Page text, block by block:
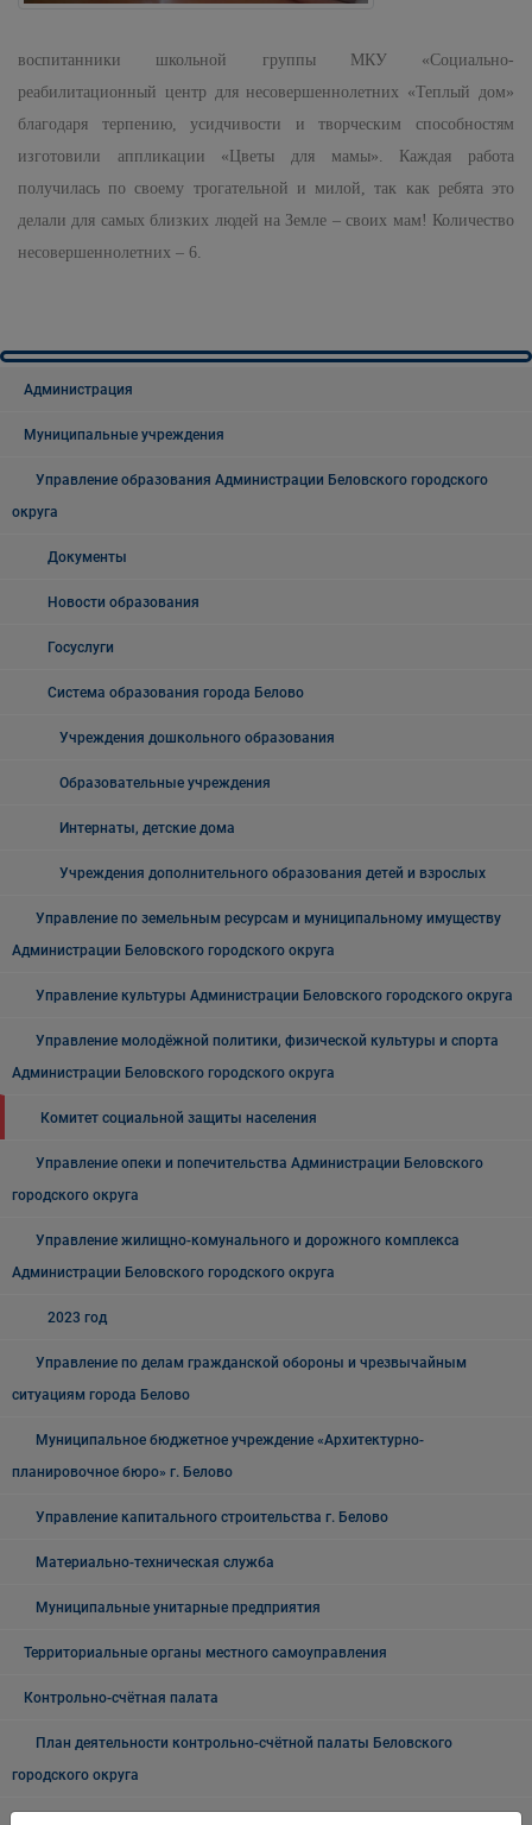
воспитанники школьной группы МКУ «Социально-
реабилитационный центр для несовершеннолетних «Теплый дом»
благодаря терпению, усидчивости и творческим способностям
изготовили аппликации «Цветы для мамы». Каждая работа
получилась по своему трогательной и милой, так как ребята это
делали для самых близких людей на Земле – своих мам! Количество
несовершеннолетних – 6.
Администрация
Муниципальные учреждения
Управление образования Администрации Беловского городского
округа
Документы
Новости образования
Госуслуги
Система образования города Белово
Учреждения дошкольного образования
Образовательные учреждения
Интернаты, детские дома
Учреждения дополнительного образования детей и взрослых
Управление по земельным ресурсам и муниципальному имуществу
Администрации Беловского городского округа
Управление культуры Администрации Беловского городского округа
Управление молодёжной политики, физической культуры и спорта
Администрации Беловского городского округа
Комитет социальной защиты населения
Управление опеки и попечительства Администрации Беловского
городского округа
Управление жилищно-комунального и дорожного комплекса
Администрации Беловского городского округа
2023 год
Управление по делам гражданской обороны и чрезвычайным
ситуациям города Белово
Муниципальное бюджетное учреждение «Архитектурно-
планировочное бюро» г. Белово
Управление капитального строительства г. Белово
Материально-техническая служба
Муниципальные унитарные предприятия
Территориальные органы местного самоуправления
Контрольно-счётная палата
План деятельности контрольно-счётной палаты Беловского
городского округа